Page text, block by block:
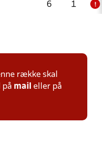
6 1 !
række skal
på mail eller på